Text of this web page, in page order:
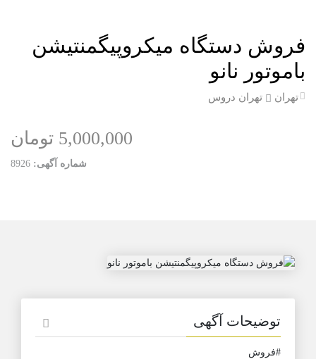
فروش دستگاه میکروپیگمنتیشن
باموتور نانو
تهران تهران دروس
5,000,000 تومان
شماره آگهی: 8926
توضیحات آگهی
#فروش